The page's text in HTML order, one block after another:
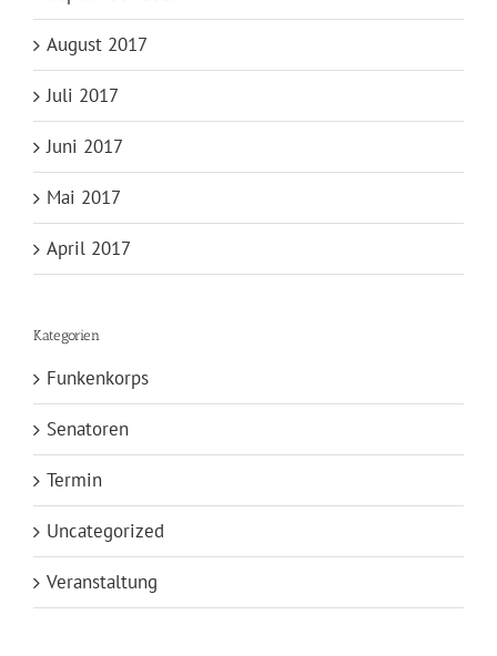
August 2017
Juli 2017
Juni 2017
Mai 2017
April 2017
Kategorien
Funkenkorps
Senatoren
Termin
Uncategorized
Veranstaltung